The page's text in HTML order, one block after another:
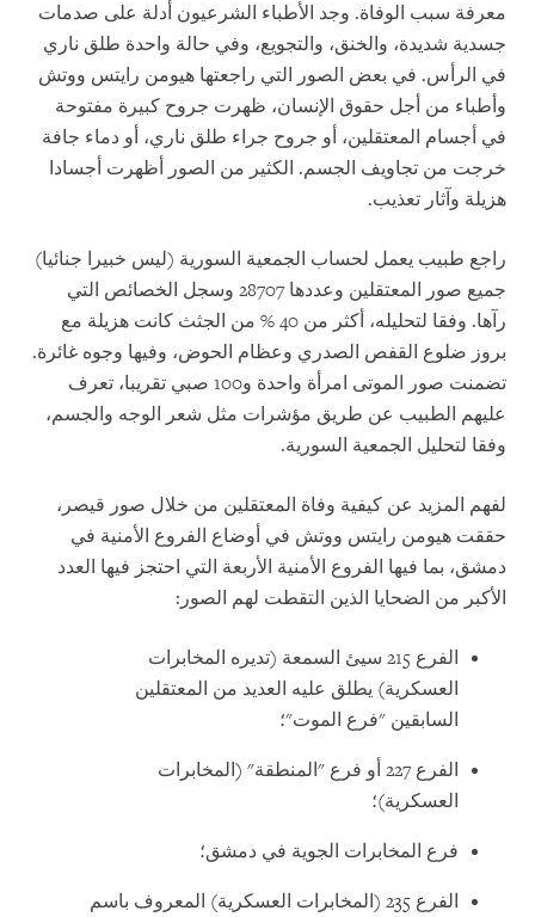
معرفة سبب الوفاة. وجد الأطباء الشرعيون أدلة على صدمات
جسدية شديدة، والخنق، والتجويع، وفي حالة واحدة طلق ناري
في الرأس. في بعض الصور التي راجعتها هيومن رايتس ووتش
وأطباء من أجل حقوق الإنسان، ظهرت جروح كبيرة مفتوحة
في أجسام المعتقلين، أو جروح جراء طلق ناري، أو دماء جافة
خرجت من تجاويف الجسم. الكثير من الصور أظهرت أجسادا
هزيلة وآثار تعذيب.
راجع طبيب يعمل لحساب الجمعية السورية (ليس خبيرا جنائيا)
جميع صور المعتقلين وعددها 28707 وسجل الخصائص التي
رآها. وفقا لتحليله، أكثر من 40 % من الجثث كانت هزيلة مع
بروز ضلوع القفص الصدري وعظام الحوض، وفيها وجوه غائرة.
تضمنت صور الموتى امرأة واحدة و100 صبي تقريبا، تعرف
عليهم الطبيب عن طريق مؤشرات مثل شعر الوجه والجسم،
وفقا لتحليل الجمعية السورية.
لفهم المزيد عن كيفية وفاة المعتقلين من خلال صور قيصر،
حققت هيومن رايتس ووتش في أوضاع الفروع الأمنية في
دمشق، بما فيها الفروع الأمنية الأربعة التي احتجز فيها العدد
الأكبر من الضحايا الذين التقطت لهم الصور:
الفرع 215 سيئ السمعة (تديره المخابرات
العسكرية) يطلق عليه العديد من المعتقلين
السابقين "فرع الموت"؛
الفرع 227 أو فرع "المنطقة" (المخابرات
العسكرية)؛
فرع المخابرات الجوية في دمشق؛
الفرع 235 (المخابرات العسكرية) المعروف باسم